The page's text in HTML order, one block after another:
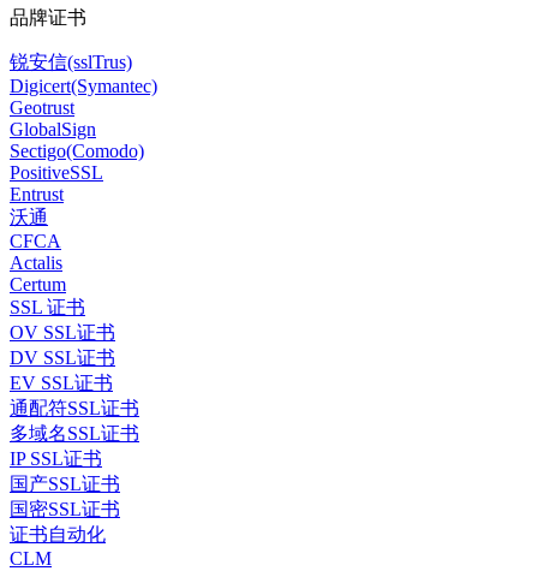
品牌证书
锐安信(sslTrus)
Digicert(Symantec)
Geotrust
GlobalSign
Sectigo(Comodo)
PositiveSSL
Entrust
沃通
CFCA
Actalis
Certum
SSL 证书
OV SSL证书
DV SSL证书
EV SSL证书
通配符SSL证书
多域名SSL证书
IP SSL证书
国产SSL证书
国密SSL证书
证书自动化
CLM